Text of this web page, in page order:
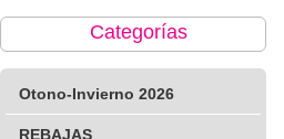
Categorías
Otono-Invierno 2026
REBAJAS